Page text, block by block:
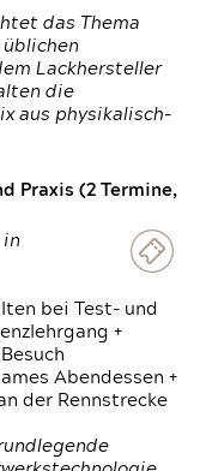
das Thema
üblichen
Lackhersteller
die
aus physikalisch-
Praxis (2 Termine,
in
bei Test- und
+
Abendessen +
der Rennstrecke